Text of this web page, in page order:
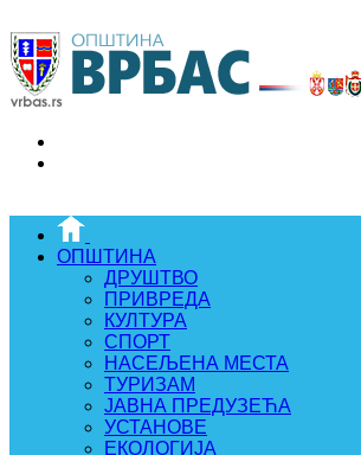
ОПШТИНА
ДРУШТВО
ПРИВРЕДА
КУЛТУРА
СПОРТ
НАСЕЉЕНА МЕСТА
ТУРИЗАМ
ЈАВНА ПРЕДУЗЕЋА
УСТАНОВЕ
ЕКОЛОГИЈА